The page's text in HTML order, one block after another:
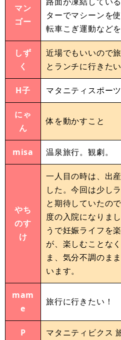
マン
ゴー
ターでマシーンを
転車こぎ運動など
しず
く
近場でもいいので
とランチに行きたい
H子 マタニティスポー
にゃ
ん
体を動かすこと
misa 温泉旅行。観劇。
やち
のす
け
一人目の時は、出
した。今回は少し
と期待していたの
度の入院になりま
うで妊娠ライフを
が、楽しむことな
ま、気分不調のま
います。
mam
e
旅行に行きたい！
P マタニティビクス